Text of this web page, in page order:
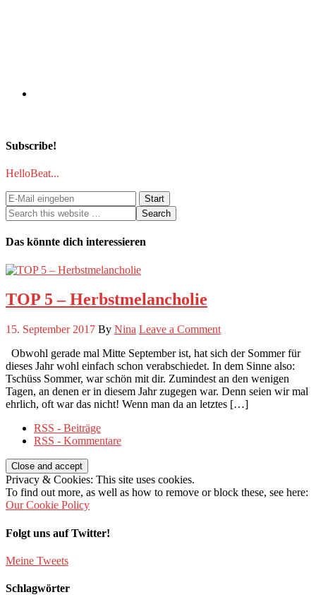
Subscribe!
HelloBeat...
Das könnte dich interessieren
TOP 5 – Herbstmelancholie
15. September 2017 By Nina Leave a Comment
Obwohl gerade mal Mitte September ist, hat sich der Sommer für
dieses Jahr wohl einfach schon verabschiedet. In dem Sinne also:
Tschüss Sommer, war schön mit dir. Zumindest an den wenigen
Tagen, an denen er in diesem Jahr zugegen war. Denn seien wir mal
ehrlich, oft war das nicht! Wenn man da an letztes […]
RSS - Beiträge
RSS - Kommentare
Privacy & Cookies: This site uses cookies.
To find out more, as well as how to remove or block these, see here:
Our Cookie Policy
Folgt uns auf Twitter!
Meine Tweets
Schlagwörter